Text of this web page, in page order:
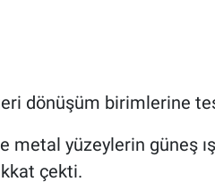
dönüşüm birimlerine
yüzeylerin güneş
çekti.